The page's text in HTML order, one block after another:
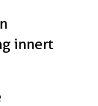
innert